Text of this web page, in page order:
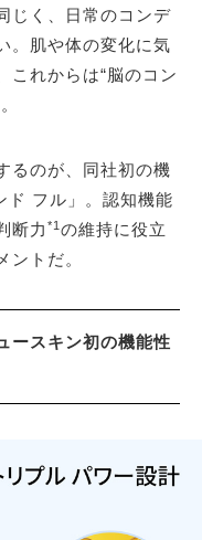
じく、日常のコンデ
。肌や体の変化に気
これからは“脳のコン
るのが、同社初の機
フル」。認知機能
断力 *1 の維持に役立
ントだ。
ースキン初の機能性